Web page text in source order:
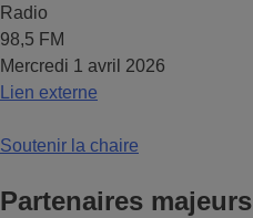
Radio
98,5 FM
Mercredi 1 avril 2026
Lien externe
Soutenir la chaire
Partenaires majeurs